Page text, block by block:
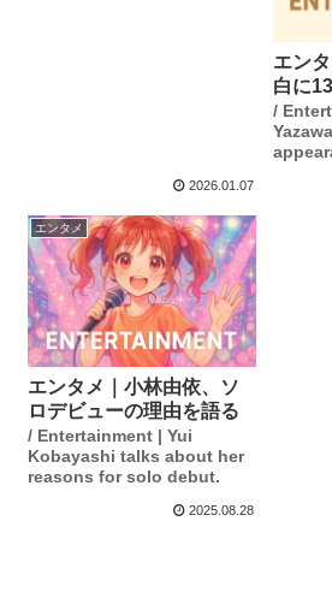
2026.01.07
エン
白に
/
エンタメ
エンタメ｜小林由依、ソ
ロデビューの理由を語る
/ Entertainment | Yui
Kobayashi talks about her
reasons for solo debut.
2025.08.28